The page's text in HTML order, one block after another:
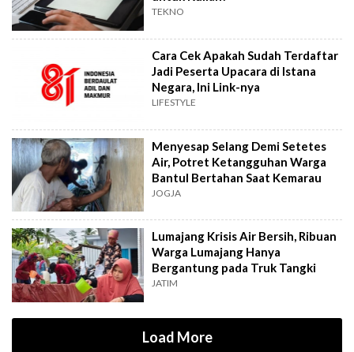
TEKNO
Cara Cek Apakah Sudah Terdaftar
Jadi Peserta Upacara di Istana
Negara, Ini Link-nya
LIFESTYLE
Menyesap Selang Demi Setetes
Air, Potret Ketangguhan Warga
Bantul Bertahan Saat Kemarau
JOGJA
Lumajang Krisis Air Bersih, Ribuan
Warga Lumajang Hanya
Bergantung pada Truk Tangki
JATIM
Load More